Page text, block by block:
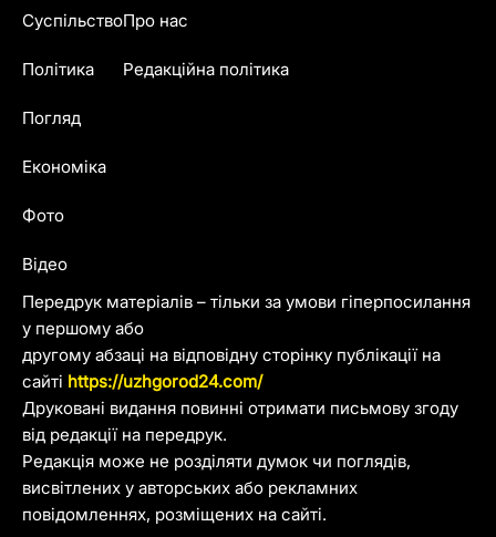
Передрук матеріалів – тільки за умови гіперпосилання
у першому або
другому абзаці на відповідну сторінку публікації на
сайті https://uzhgorod24.com/
Друковані видання повинні отримати письмову згоду
від редакції на передрук.
Редакція може не розділяти думок чи поглядів,
висвітлених у авторських або рекламних
повідомленнях, розміщених на сайті.
Суспільство
Політика
Погляд
Економіка
Фото
Відео
Про нас
Редакційна політика